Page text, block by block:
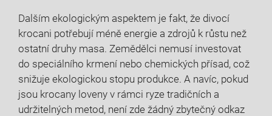
Dalším ekologickým aspektem je fakt, že divocí
krocani potřebují méně energie a zdrojů k růstu než
ostatní druhy masa. Zemědělci nemusí investovat
do speciálního krmení nebo chemických přísad, což
snižuje ekologickou stopu produkce. A navíc, pokud
jsou krocany loveny v rámci ryze tradičních a
udržitelných metod, není zde žádný zbytečný odkaz